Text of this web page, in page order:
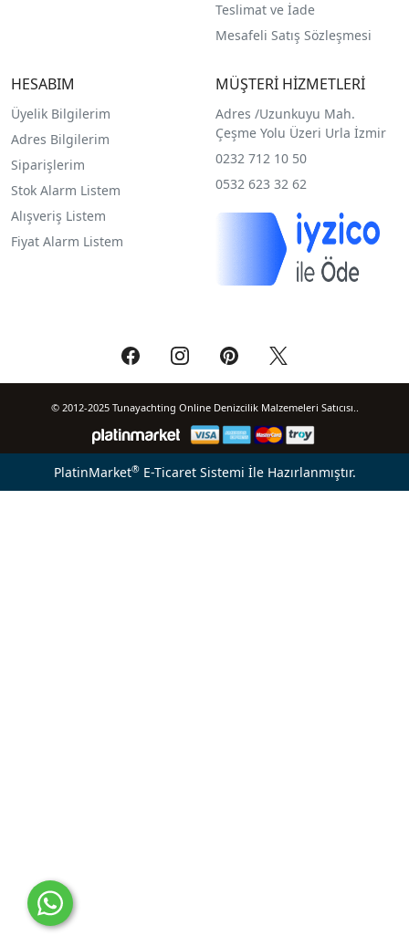
Teslimat ve İade
Mesafeli Satış Sözleşmesi
HESABIM
Üyelik Bilgilerim
Adres Bilgilerim
Siparişlerim
Stok Alarm Listem
Alışveriş Listem
Fiyat Alarm Listem
MÜŞTERİ HİZMETLERİ
Adres /Uzunkuyu Mah.
Çeşme Yolu Üzeri Urla İzmir
0232 712 10 50
0532 623 32 62
© 2012-2025 Tunayachting Online Denizcilik Malzemeleri Satıcısı..
PlatinMarket®E-Ticaret Sistemi İle Hazırlanmıştır.